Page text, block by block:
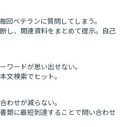
回ベテランに質問してしまう。
し、関連資料をまとめて提示。自己
ワードが思い出せない。
文検索でヒット。
わせが減らない。
類に最短到達することで問い合わせ